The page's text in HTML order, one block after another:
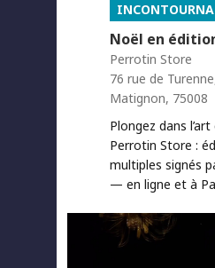
Noël en
Perrotin Store
76 rue de
Matignon, 75008
Plongez dans
Perrotin Store :
multiples signés
— en ligne et à